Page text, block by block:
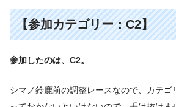
【参加カテゴリー：C2】
参加したのは、C2。
シマノ鈴鹿前の調整レースなので、カテゴ